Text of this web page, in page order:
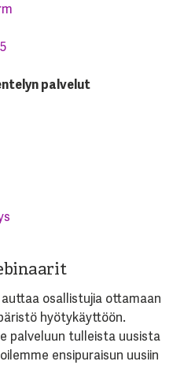
palvelut
osallistujia ottamaan
hyötykäyttöön.
palveluun tulleista uusista
ensipuraisun uusiin